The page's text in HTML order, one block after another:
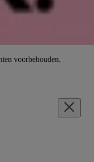
voorbehouden.